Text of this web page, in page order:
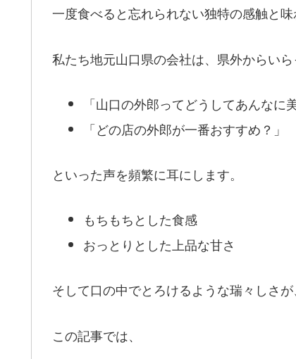
一度食べると忘れられない独特の感触と味
私たち地元山口県の会社は、県外からいら
「山口の外郎ってどうしてあんなに
「どの店の外郎が一番おすすめ？」
といった声を頻繁に耳にします。
もちもちとした食感
おっとりとした上品な甘さ
そして口の中でとろけるような瑞々しさ
この記事では、